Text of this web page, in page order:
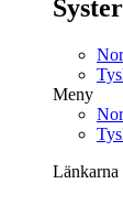
Meny
Länkarna